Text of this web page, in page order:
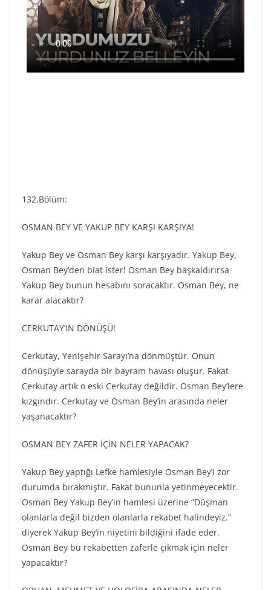
132.Bölüm:
OSMAN BEY VE YAKUP BEY KARŞI KARŞIYA!
Yakup Bey ve Osman Bey karşı karşıyadır. Yakup Bey,
Osman Bey’den biat ister! Osman Bey başkaldırırsa
Yakup Bey bunun hesabını soracaktır. Osman Bey, ne
karar alacaktır?
CERKUTAY’IN DÖNÜŞÜ!
Cerkutay, Yenişehir Sarayı’na dönmüştür. Onun
dönüşüyle sarayda bir bayram havası oluşur. Fakat
Cerkutay artık o eski Cerkutay değildir. Osman Bey’lere
kızgındır. Cerkutay ve Osman Bey’in arasında neler
yaşanacaktır?
OSMAN BEY ZAFER İÇİN NELER YAPACAK?
Yakup Bey yaptığı Lefke hamlesiyle Osman Bey’i zor
durumda bırakmıştır. Fakat bununla yetinmeyecektir.
Osman Bey Yakup Bey’in hamlesi üzerine “Düşman
olanlarla değil bizden olanlarla rekabet halindeyiz.”
diyerek Yakup Bey’in niyetini bildiğini ifade eder.
Osman Bey bu rekabetten zaferle çıkmak için neler
yapacaktır?